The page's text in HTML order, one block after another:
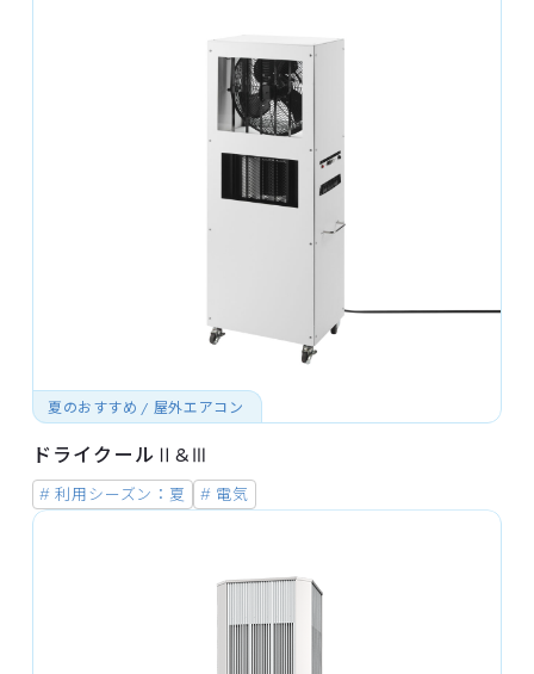
夏のおすすめ / 屋外エアコン
ドライクールⅡ&Ⅲ
# 利用シーズン：夏 # 電気